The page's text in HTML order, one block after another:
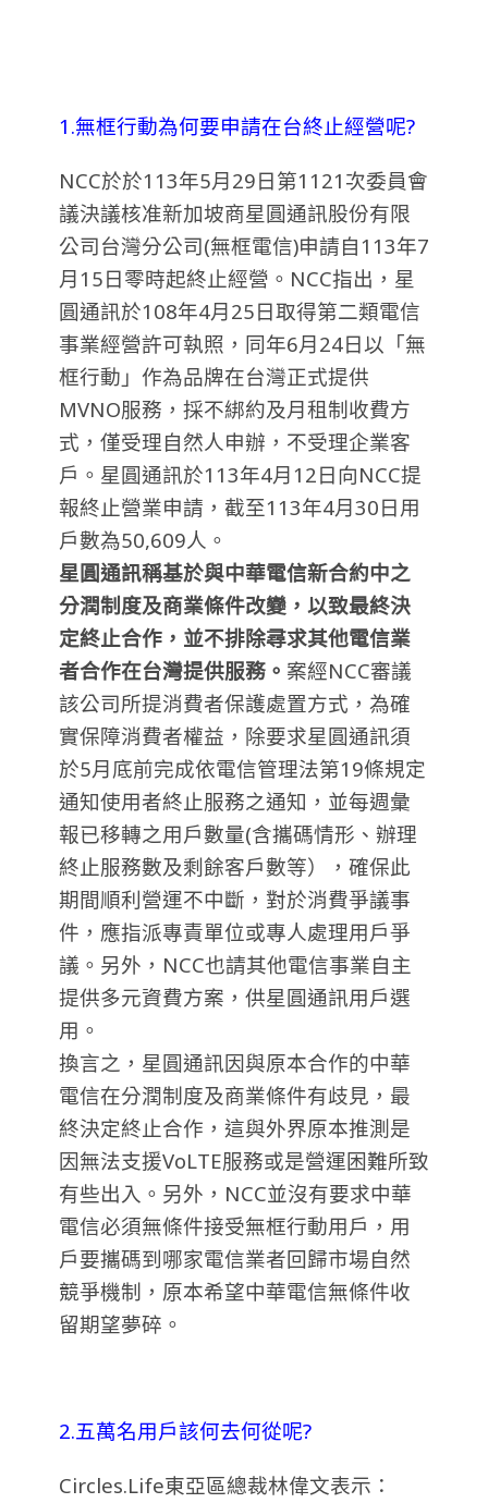
1.無框行動為何要申請在台終止經營呢?
NCC於於113年5月29日第1121次委員會
議決議核准新加坡商星圓通訊股份有限
公司台灣分公司(無框電信)申請自113年7
月15日零時起終止經營。NCC指出，星
圓通訊於108年4月25日取得第二類電信
事業經營許可執照，同年6月24日以「無
框行動」作為品牌在台灣正式提供
MVNO服務，採不綁約及月租制收費方
式，僅受理自然人申辦，不受理企業客
戶。星圓通訊於113年4月12日向NCC提
報終止營業申請，截至113年4月30日用
戶數為50,609人。
星圓通訊稱基於與中華電信新合約中之
分潤制度及商業條件改變，以致最終決
定終止合作，並不排除尋求其他電信業
者合作在台灣提供服務。 案經NCC審議
該公司所提消費者保護處置方式，為確
實保障消費者權益，除要求星圓通訊須
於5月底前完成依電信管理法第19條規定
通知使用者終止服務之通知，並每週彙
報已移轉之用戶數量(含攜碼情形、辦理
終止服務數及剩餘客戶數等），確保此
期間順利營運不中斷，對於消費爭議事
件，應指派專責單位或專人處理用戶爭
議。另外，NCC也請其他電信事業自主
提供多元資費方案，供星圓通訊用戶選
用。
換言之，星圓通訊因與原本合作的中華
電信在分潤制度及商業條件有歧見，最
終決定終止合作，這與外界原本推測是
因無法支援VoLTE服務或是營運困難所致
有些出入。另外，NCC並沒有要求中華
電信必須無條件接受無框行動用戶，用
戶要攜碼到哪家電信業者回歸市場自然
競爭機制，原本希望中華電信無條件收
留期望夢碎。
2.五萬名用戶該何去何從呢?
Circles.Life東亞區總裁林偉文表示：